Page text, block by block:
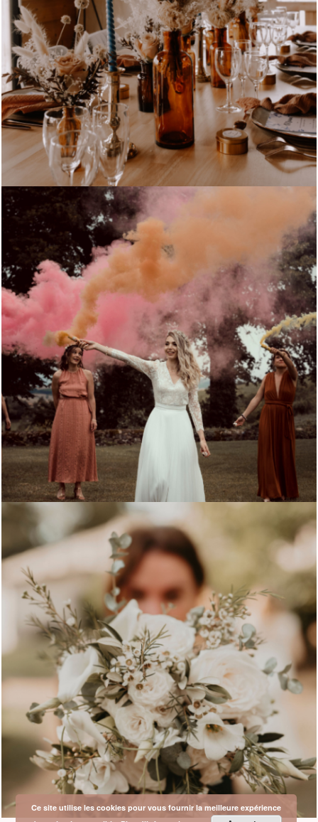
Ce site utilise les cookies pour vous fournir la meilleure expérience